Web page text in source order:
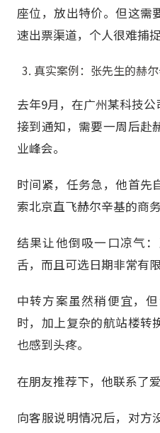
座位，放出特价。但这需
速出票渠道，个人很难捕捉
真实案例：张先生的赫
去年9月，在广州某科技
接到通知，需要一周后赴
业峰会。
时间紧，任务急，他首先
索北京直飞赫尔辛基的商务
结果让他倒吸一口凉气
舌，而且可选日期非常有限
中转方案虽然稍便宜，
时，加上复杂的航站楼转
也感到头疼。
在朋友推荐下，他联系了爱
向客服说明情况后，对方